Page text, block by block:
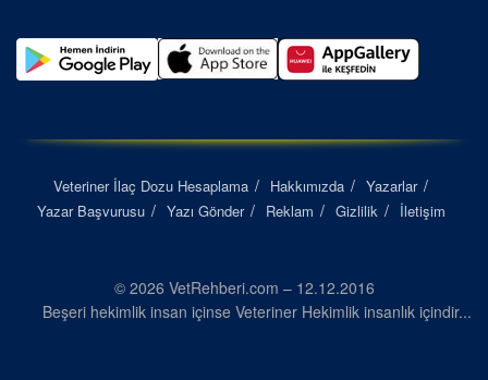
Veteriner İlaç Dozu Hesaplama Hakkımızda
Yazarlar
Yazar Başvurusu
Yazı Gönder Reklam Gizlilik İletişim
© 2026 VetRehberi.com – 12.12.2016
Beşeri hekimlik insan içinse Veteriner Hekimlik insanlık içindir...